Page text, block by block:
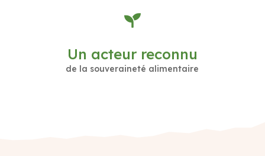

Un acteur reconnu
de la souveraineté alimentaire